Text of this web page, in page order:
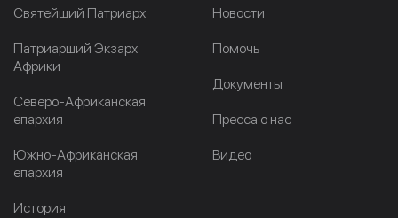
Cвятейший Патриарх
Патриарший Экзарх
Африки
Северо-Африканская
епархия
Южно-Африканская
епархия
История
Новости
Помочь
Документы
Пресса о нас
Видео